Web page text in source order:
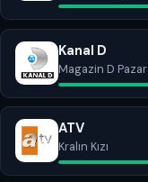
Kanal D
Magazin D Pazar
ATV
Kralın Kızı